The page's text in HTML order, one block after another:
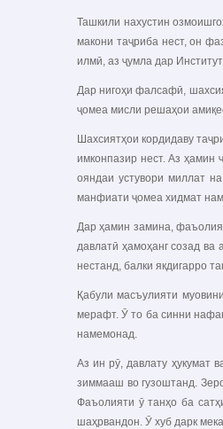
Ташкили нахустин
макони таҷриба нест, он
илмӣ, аз ҷумла дар
Дар нигоҳи фалсафӣ,
ҷомеа мисли решаҳои
Шахсиятҳои кордидаву
имконпазир нест. Аз ҳамин
ояндаи устувори миллат
манфиати ҷомеа хидмат
Дар ҳамин замина,
давлатӣ ҳамоҳанг созад
нестанд, балки якдигарро
Қабули масъулияти
мерафт. Ӯ то ба синни
намемонад.
Аз ин рӯ, давлату ҳукумат
зиммааш во гузоштанд.
Фаъолияти ӯ танҳо ба
шаҳрвандон. Ӯ хуб дарк